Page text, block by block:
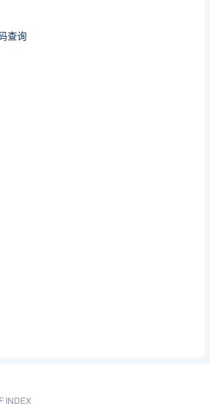
查询
INDEX